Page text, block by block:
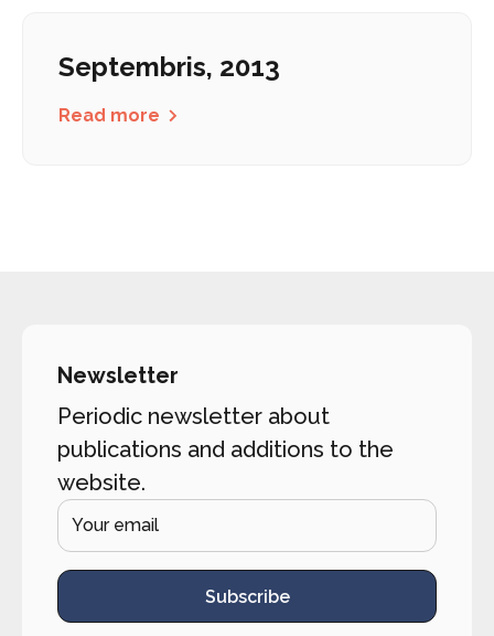
Septembris, 2013
Read more
Newsletter
Periodic newsletter about
publications and additions to the
website.
Subscribe